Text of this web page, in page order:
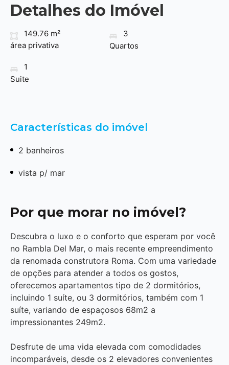
Detalhes do Imóvel
149.76 m²
área privativa
3
Quartos
1
Suite
Características do imóvel
2 banheiros
vista p/ mar
Por que morar no imóvel?
Descubra o luxo e o conforto que esperam por você
no Rambla Del Mar, o mais recente empreendimento
da renomada construtora Roma. Com uma variedade
de opções para atender a todos os gostos,
oferecemos apartamentos tipo de 2 dormitórios,
incluindo 1 suíte, ou 3 dormitórios, também com 1
suíte, variando de espaçosos 68m2 a
impressionantes 249m2.
Desfrute de uma vida elevada com comodidades
incomparáveis, desde os 2 elevadores convenientes